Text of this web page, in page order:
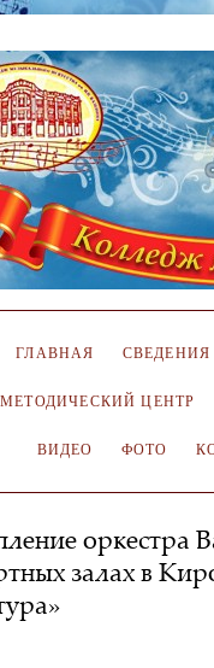
ГЛАВНАЯ
ЦЕНТР
ВИДЕО ФОТО
оркестра
залах в